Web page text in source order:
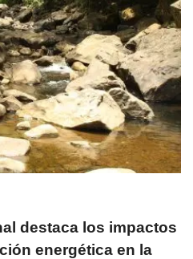
destaca los impactos
energética en la